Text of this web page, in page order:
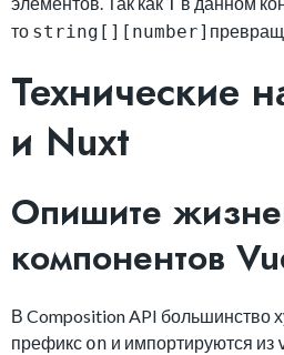
то string[][number]
Технические
и Nuxt
Опишите
компонентов
В Composition API большинство
префикс on и импортируются из